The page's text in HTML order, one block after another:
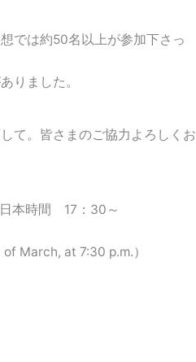
では約50名以上が参加下さっ
りました。
て。皆さまのご協力よろしくお
本時間 17：30～
March, at 7:30 p.m.）